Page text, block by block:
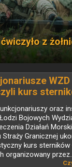
z
WZD
kurs
oraz
Bojowych
Działań
Straży Granicznej
kurs sterników
organizowany